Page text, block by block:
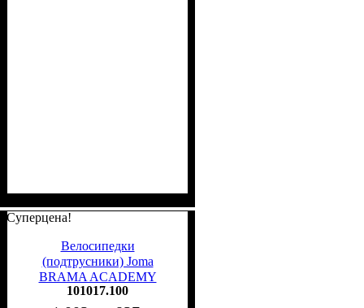
Суперцена!
Велосипедки
(подтрусники) Joma
BRAMA ACADEMY
101017.100 черные
101017.100